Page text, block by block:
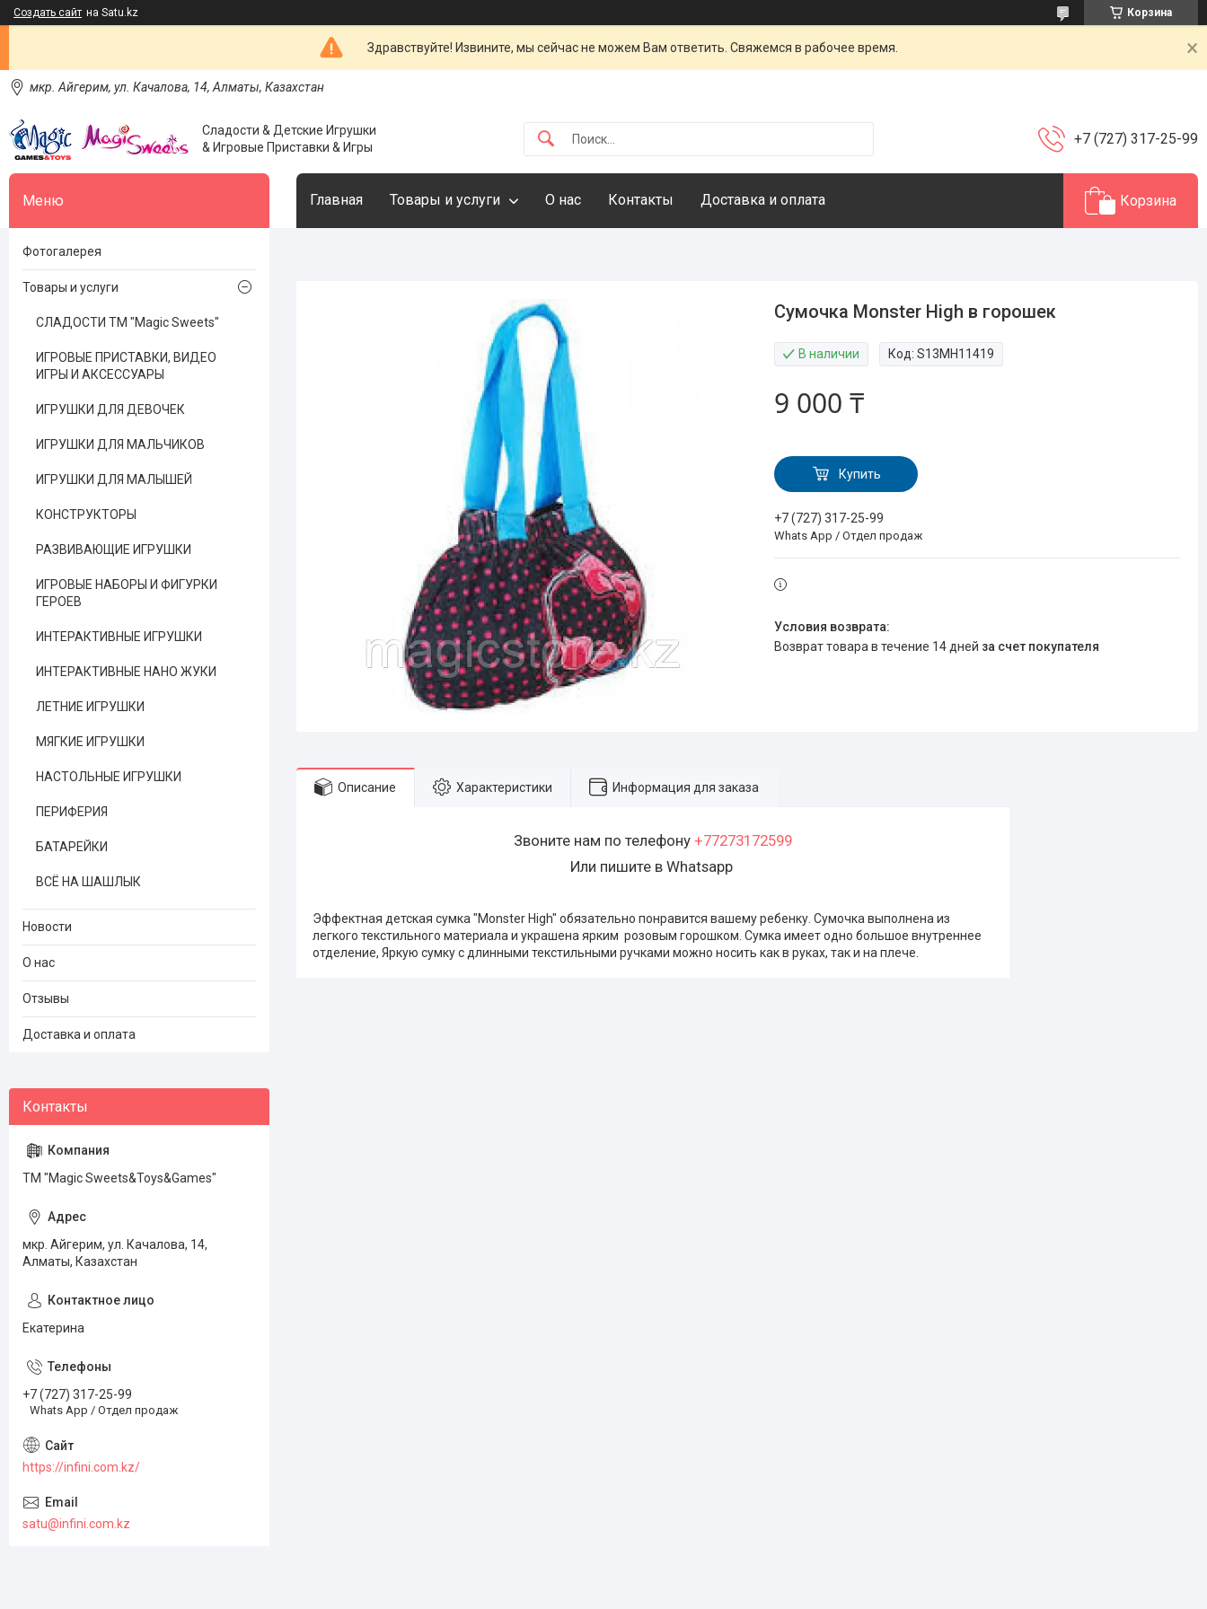
Создать сайт на Satu.kz Корзина
Здравствуйте! Извините, мы сейчас не можем Вам ответить. Свяжемся в рабочее время.
мкр. Айгерим, ул. Качалова, 14, Алматы, Казахстан
Сладости & Детские Игрушки
& Игровые Приставки & Игры
+7 (727) 317-25-99
Главная Товары и услуги О нас Контакты Доставка и оплата Корзина
Сумочка Monster High в горошек
В наличии Код:S13MH11419
9 000 ₸
Купить
+7 (727) 317-25-99
Whats App / Отдел продаж
возврат товара в течение 14 дней за счет покупателя
Описание Характеристики Информация для заказа
Звоните нам по телефону +77273172599
Или пишите в Whatsapp
Эффектная детская сумка "Monster High" обязательно понравится вашему ребенку. Сумочка выполнена из
легкого текстильного материала и украшена ярким розовым горошком. Сумка имеет одно большое внутреннее
отделение, Яркую сумку с длинными текстильными ручками можно носить как в руках, так и на плече.
Фотогалерея
Товары и услуги
СЛАДОСТИ ТМ "Magic Sweets"
ИГРОВЫЕ ПРИСТАВКИ, ВИДЕО
ИГРЫ И АКСЕССУАРЫ
ИГРУШКИ ДЛЯ ДЕВОЧЕК
ИГРУШКИ ДЛЯ МАЛЬЧИКОВ
ИГРУШКИ ДЛЯ МАЛЫШЕЙ
КОНСТРУКТОРЫ
РАЗВИВАЮЩИЕ ИГРУШКИ
ИГРОВЫЕ НАБОРЫ И ФИГУРКИ
ГЕРОЕВ
ИНТЕРАКТИВНЫЕ ИГРУШКИ
ИНТЕРАКТИВНЫЕ НАНО ЖУКИ
ЛЕТНИЕ ИГРУШКИ
МЯГКИЕ ИГРУШКИ
НАСТОЛЬНЫЕ ИГРУШКИ
ПЕРИФЕРИЯ
БАТАРЕЙКИ
ВСЁ НА ШАШЛЫК
Новости
О нас
Отзывы
Доставка и оплата
ТМ "Magic Sweets&Toys&Games"
мкр. Айгерим, ул. Качалова, 14,
Алматы, Казахстан
Екатерина
+7 (727) 317-25-99
Whats App / Отдел продаж
https://infini.com.kz/
satu@infini.com.kz